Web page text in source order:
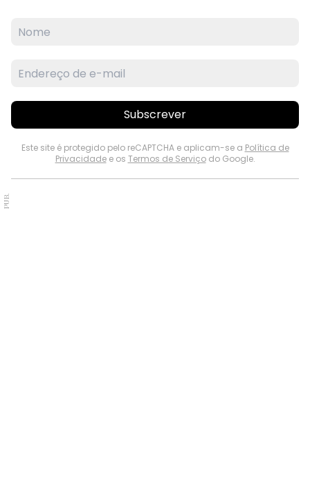
Subscrever
Este site é protegido pelo reCAPTCHA e aplicam-se a Política de
Privacidadee os Termos de Serviçodo Google.
PUB.